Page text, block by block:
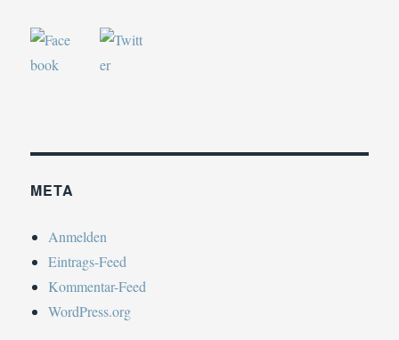
META
Anmelden
Eintrags-Feed
Kommentar-Feed
WordPress.org